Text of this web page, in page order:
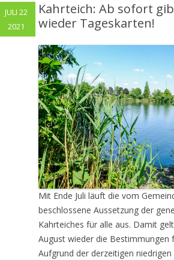
Kahrteich: Ab sofort
wieder Tageskarten!
Mit Ende Juli läuft die vom
beschlossene Aussetzung der
Kahrteiches für alle aus. Damit
August wieder die Bestimmungen
Aufgrund der derzeitigen
JULI 22
2021